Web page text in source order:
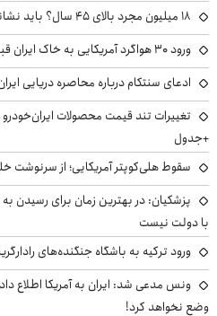
۱۸ میلیون مجرد بالای ۴۵ سال؟ باید نشانه‌های بحران اجتماعی را جدی گرفت
ورود ۳۰ هواگرد آمریکایی به خاک ایران قبل از حمله به بیت رهبری؟
ادعای سنتکام درباره محاصره دریایی ایران: مانع
+جدول
سقوط هلی‌کوپتر آمریکایی؛ از
پزشکیان‌: در بهترین زمان برای رسیدن
با دولت نیست
ورود ترکیه به باشگاه جنگنده‌های
ونس مدعی شد: ایران به آمریکا اطلاع
وضع نخواهد کرد!